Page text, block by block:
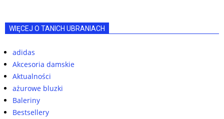
WIĘCEJ O TANICH UBRANIACH
adidas
Akcesoria damskie
Aktualności
ażurowe bluzki
Baleriny
Bestsellery